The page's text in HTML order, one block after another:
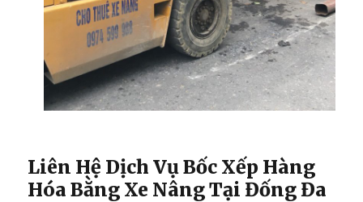
Liên Hệ Dịch Vụ Bốc Xếp Hàng
Hóa Bằng Xe Nâng Tại Đống Đa